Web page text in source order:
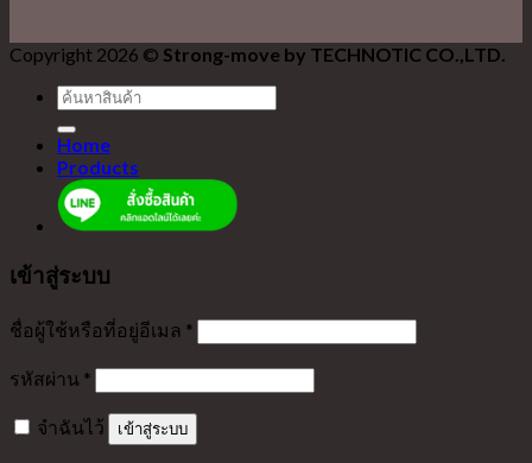
Copyright 2026 © Strong-move by TECHNOTIC CO.,LTD.
ค้นหา:
Home
Products
เข้าสู่ระบบ
ชื่อผู้ใช้หรือที่อยู่อีเมล *
รหัสผ่าน *
จำฉันไว้ เข้าสู่ระบบ